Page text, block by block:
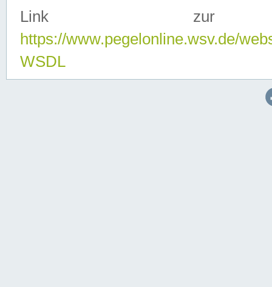
Link zur
https://www.pegelonline.wsv.de/
WSDL